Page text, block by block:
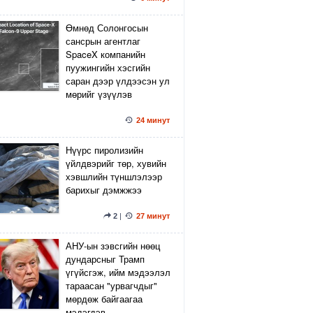
Өмнөд Солонгосын
сансрын агентлаг
SpaceX компанийн
пуужингийн хэсгийн
саран дээр үлдээсэн ул
мөрийг үзүүлэв
24 минут
Нүүрс пиролизийн
үйлдвэрийг төр, хувийн
хэвшлийн түншлэлээр
барихыг дэмжжээ
2| 27 минут
АНУ-ын зэвсгийн нөөц
дундарсныг Трамп
үгүйсгэж, ийм мэдээлэл
тараасан "урвагчдыг"
мөрдөж байгаагаа